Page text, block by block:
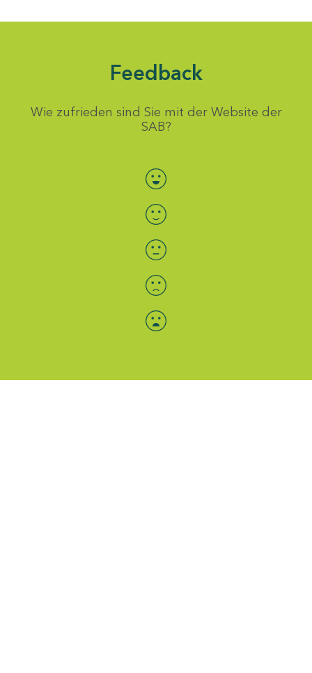
Feedback
Wie zufrieden sind Sie mit der Website der
SAB?
Bewertung auswählen